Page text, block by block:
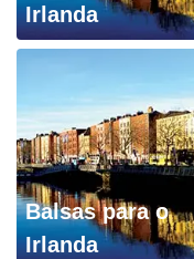
Irlanda
Balsas para o
Irlanda